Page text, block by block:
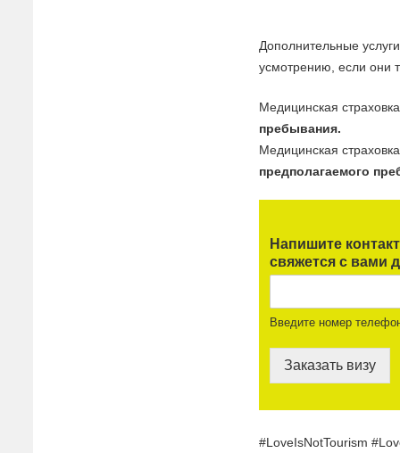
Дополнительные
усмотрению, если они
Медицинская
пребывания.
Медицинская
предполагаемого
Напишите
свяжется с вами
Введите номер
Заказать визу
#LoveIsNotTourism